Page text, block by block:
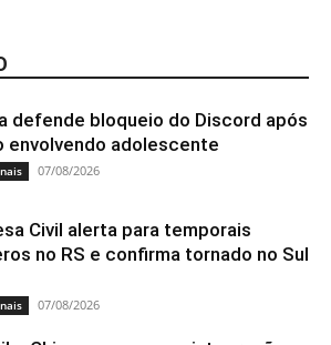
defende bloqueio do Discord após
envolvendo adolescente
07/08/2026
Civil alerta para temporais
no RS e confirma tornado no Sul
07/08/2026